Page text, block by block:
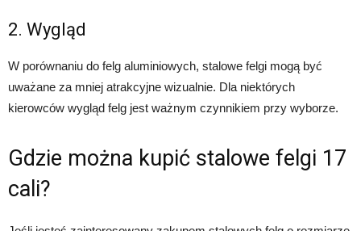
2. Wygląd
W porównaniu do felg aluminiowych, stalowe felgi mogą być
uważane za mniej atrakcyjne wizualnie. Dla niektórych
kierowców wygląd felg jest ważnym czynnikiem przy wyborze.
Gdzie można kupić stalowe felgi 17
cali?